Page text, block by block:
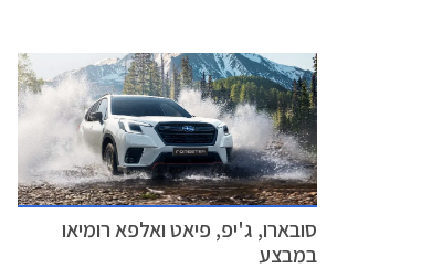
סובארו, ג'יפ, פיאט ואלפא רומיאו
במבצע